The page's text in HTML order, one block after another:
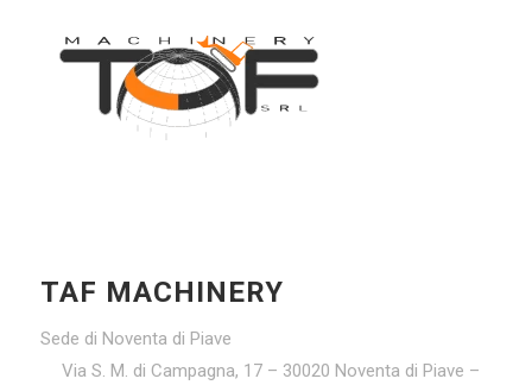
TAF MACHINERY
Sede di Noventa di Piave
Via S. M. di Campagna, 17 – 30020 Noventa di Piave –